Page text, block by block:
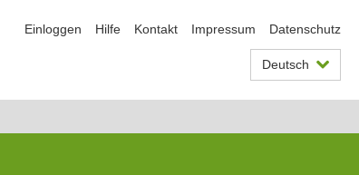
Einloggen Hilfe Kontakt Impressum Datenschutz
Deutsch